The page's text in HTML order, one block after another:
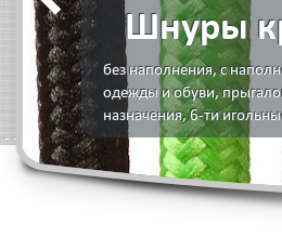
Шнуры
без наполнения, с
одежды и обуви,
назначения, 6-ти